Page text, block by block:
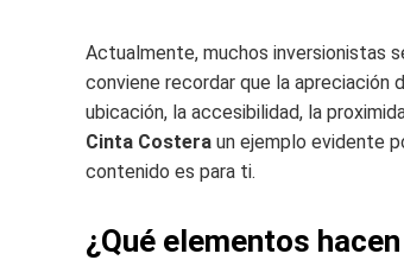
Actualmente, muchos inversionistas
conviene recordar que la apreciación
ubicación, la accesibilidad, la
Cinta Costera un ejemplo evidente
contenido es para ti.
¿Qué elementos